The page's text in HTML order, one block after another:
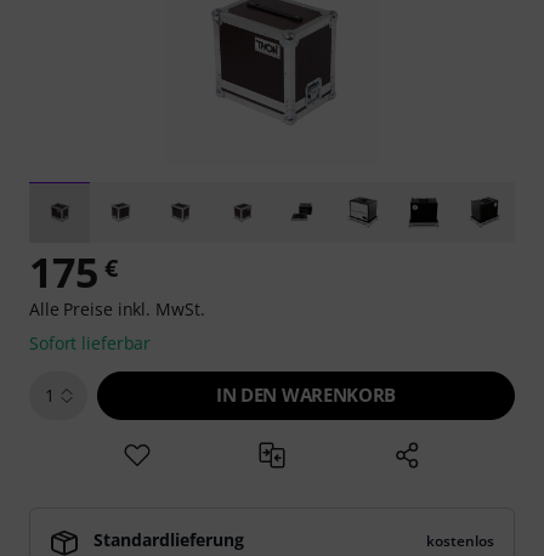
175 €
Alle Preise inkl. MwSt.
Sofort lieferbar
1 IN DEN WARENKORB
Standardlieferung
kostenlos